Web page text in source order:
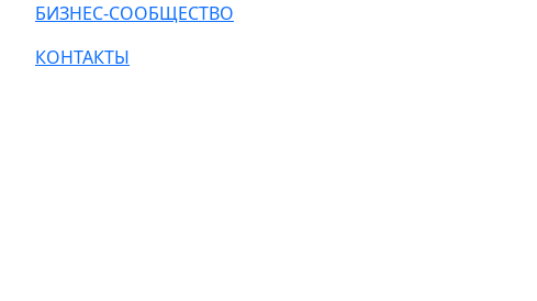
БИЗНЕС-СООБЩЕСТВО
КОНТАКТЫ